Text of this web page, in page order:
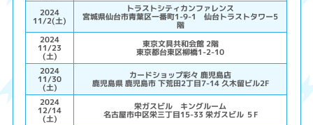
2024
11/2(土)
トラストシティカンファレンス
宮城県仙台市青葉区一番町1-9-1 仙台トラストタワー5
階
2024
11/23
(土)
東京文具共和会館 2階
東京都台東区柳橋1-2-10
2024
11/30
(土)
カードショップ彩々 鹿児島店
鹿児島県 鹿児島市 下荒田2丁目7-14 久木留ビル2F
2024
12/14
(土)
栄ガスビル キングルーム
名古屋市中区栄三丁目15-33 栄ガスビル ５F